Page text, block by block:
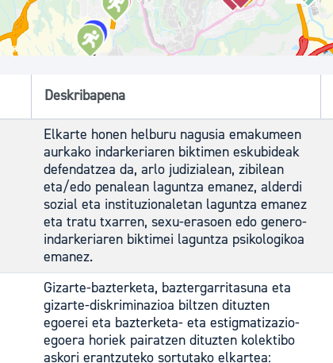
Deskribapena
Elkarte honen helburu nagusia emakumeen
aurkako indarkeriaren biktimen eskubideak
defendatzea da, arlo judizialean, zibilean
eta/edo penalean laguntza emanez, alderdi
sozial eta instituzionaletan laguntza emanez
eta tratu txarren, sexu-erasoen edo genero-
indarkeriaren biktimei laguntza psikologikoa
emanez.
Gizarte-bazterketa, baztergarritasuna eta
gizarte-diskriminazioa biltzen dituzten
egoerei eta bazterketa- eta estigmatizazio-
egoera horiek pairatzen dituzten kolektibo
askori erantzuteko sortutako elkartea: